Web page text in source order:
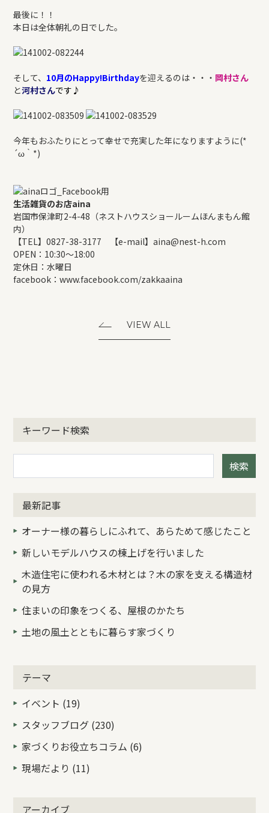
最後に！！
本日は全体朝礼の日でした。
そして、 10月のHappy!Birthdayを迎えるのは・・・ 岡村さん
と河村さんです♪
今年もおふたりにとって幸せで充実した年になりますように(*
´ω｀*)
生活雑貨のお店aina
岩国市保津町2-4-48（ネストハウスショールームほんまもん館
内）
【TEL】0827-38-3177 【e-mail】aina@nest-h.com
OPEN：10:30～18:00
定休日：水曜日
facebook：www.facebook.com/zakkaaina
キーワード検索
検索
最新記事
オーナー様の暮らしにふれて、あらためて感じたこと
新しいモデルハウスの棟上げを行いました
木造住宅に使われる木材とは？木の家を支える構造材
の見方
住まいの印象をつくる、屋根のかたち
土地の風土とともに暮らす家づくり
テーマ
イベント (19)
スタッフブログ (230)
家づくりお役立ちコラム (6)
現場だより (11)
アーカイブ
VIEW ALL